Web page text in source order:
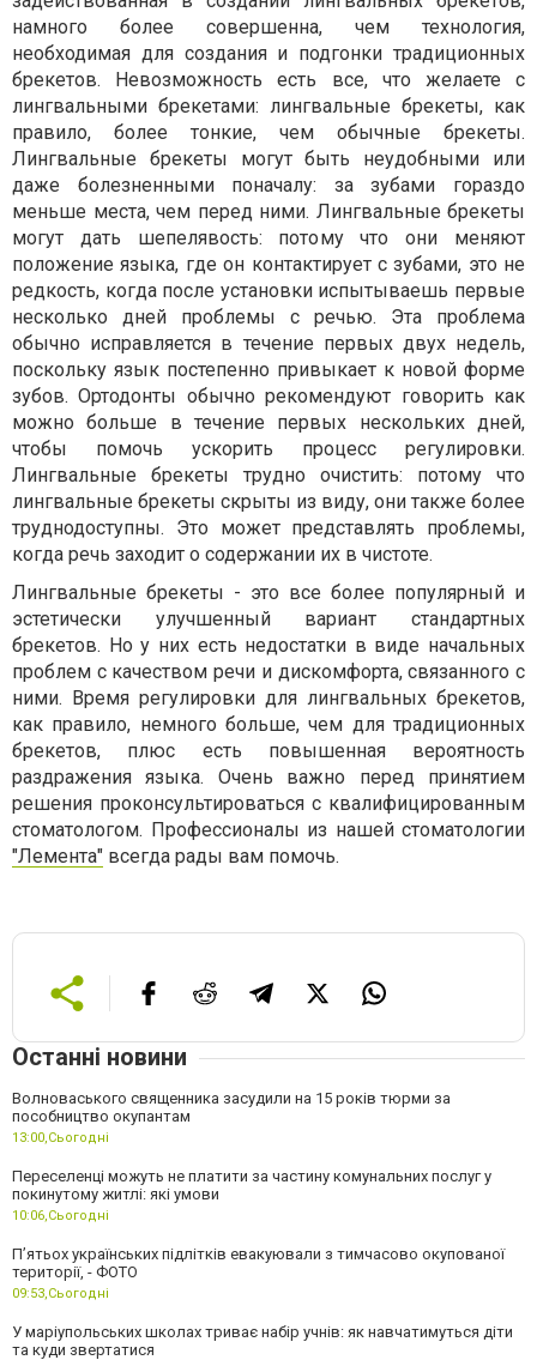
намного более совершенна, чем технология,
необходимая для создания и подгонки традиционных
брекетов. Невозможность есть все, что желаете с
лингвальными брекетами: лингвальные брекеты, как
правило, более тонкие, чем обычные брекеты.
Лингвальные брекеты могут быть неудобными или
даже болезненными поначалу: за зубами гораздо
меньше места, чем перед ними. Лингвальные брекеты
могут дать шепелявость: потому что они меняют
положение языка, где он контактирует с зубами, это не
редкость, когда после установки испытываешь первые
несколько дней проблемы с речью. Эта проблема
обычно исправляется в течение первых двух недель,
поскольку язык постепенно привыкает к новой форме
зубов. Ортодонты обычно рекомендуют говорить как
можно больше в течение первых нескольких дней,
чтобы помочь ускорить процесс регулировки.
Лингвальные брекеты трудно очистить: потому что
лингвальные брекеты скрыты из виду, они также более
труднодоступны. Это может представлять проблемы,
когда речь заходит о содержании их в чистоте.
Лингвальные брекеты - это все более популярный и
эстетически улучшенный вариант стандартных
брекетов. Но у них есть недостатки в виде начальных
проблем с качеством речи и дискомфорта, связанного с
ними. Время регулировки для лингвальных брекетов,
как правило, немного больше, чем для традиционных
брекетов, плюс есть повышенная вероятность
раздражения языка. Очень важно перед принятием
решения проконсультироваться с квалифицированным
стоматологом. Профессионалы из нашей стоматологии
"Лемента" всегда рады вам помочь.
Останні новини
Волноваського священника засудили на 15 років тюрми за
пособництво окупантам
13:00,Сьогодні
Переселенці можуть не платити за частину комунальних послуг у
покинутому житлі: які умови
10:06,Сьогодні
П’ятьох українських підлітків евакуювали з тимчасово окупованої
території, - ФОТО
09:53,Сьогодні
У маріупольських школах триває набір учнів: як навчатимуться діти
та куди звертатися